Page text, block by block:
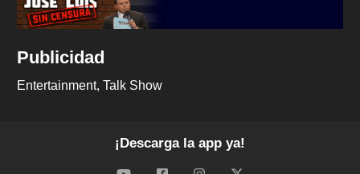
Publicidad
Entertainment Talk Show
¡Descarga la app ya!